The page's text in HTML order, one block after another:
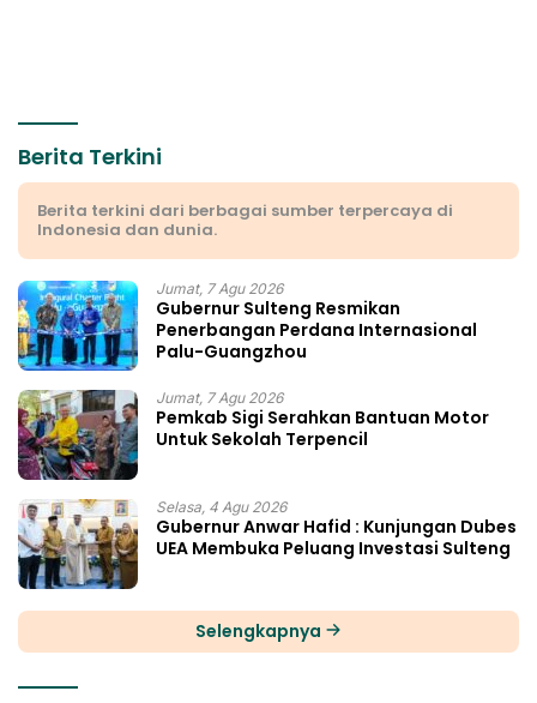
Berita Terkini
Berita terkini dari berbagai sumber terpercaya di
Indonesia dan dunia.
Jumat, 7 Agu 2026
Gubernur Sulteng Resmikan
Penerbangan Perdana Internasional
Palu-Guangzhou
Jumat, 7 Agu 2026
Pemkab Sigi Serahkan Bantuan Motor
Untuk Sekolah Terpencil
Selasa, 4 Agu 2026
Gubernur Anwar Hafid : Kunjungan Dubes
UEA Membuka Peluang Investasi Sulteng
Selengkapnya